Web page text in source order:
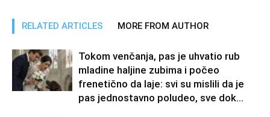
RELATED ARTICLES MORE FROM AUTHOR
Tokom venčanja, pas je uhvatio rub
mladine haljine zubima i počeo
frenetično da laje: svi su mislili da je
pas jednostavno poludeo, sve dok...